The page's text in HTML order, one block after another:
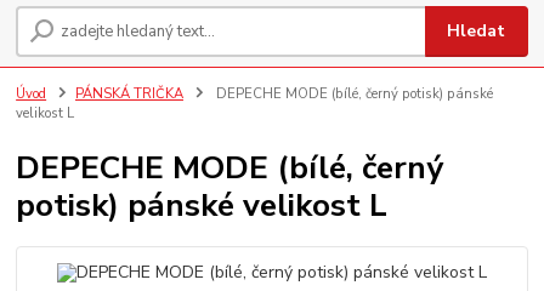
Hledat
Úvod PÁNSKÁ TRIČKA
DEPECHE MODE (bílé, černý potisk) pánské
velikost L
DEPECHE MODE (bílé, černý
potisk) pánské velikost L